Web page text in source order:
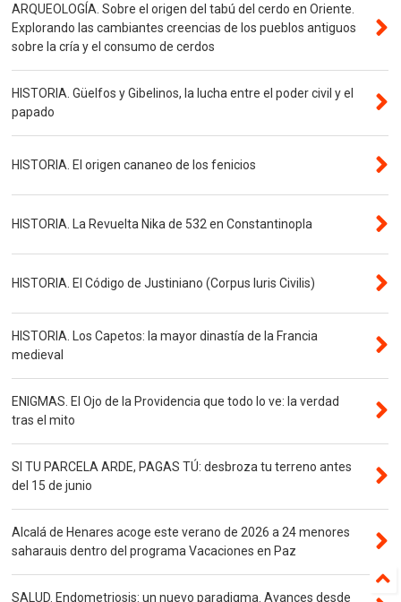
ARQUEOLOGÍA. Sobre el origen del tabú del cerdo en Oriente.
Explorando las cambiantes creencias de los pueblos antiguos
sobre la cría y el consumo de cerdos
HISTORIA. Güelfos y Gibelinos, la lucha entre el poder civil y el
papado
HISTORIA. El origen cananeo de los fenicios
HISTORIA. La Revuelta Nika de 532 en Constantinopla
HISTORIA. El Código de Justiniano (Corpus Iuris Civilis)
HISTORIA. Los Capetos: la mayor dinastía de la Francia
medieval
ENIGMAS. El Ojo de la Providencia que todo lo ve: la verdad
tras el mito
SI TU PARCELA ARDE, PAGAS TÚ: desbroza tu terreno antes
del 15 de junio
Alcalá de Henares acoge este verano de 2026 a 24 menores
saharauis dentro del programa Vacaciones en Paz
SALUD. Endometriosis: un nuevo paradigma. Avances desde